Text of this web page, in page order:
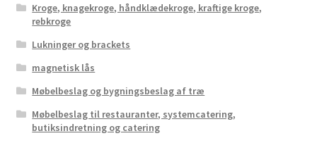
Kroge, knagekroge, håndklædekroge, kraftige kroge,
rebkroge
Lukninger og brackets
magnetisk lås
Møbelbeslag og bygningsbeslag af træ
Møbelbeslag til restauranter, systemcatering,
butiksindretning og catering